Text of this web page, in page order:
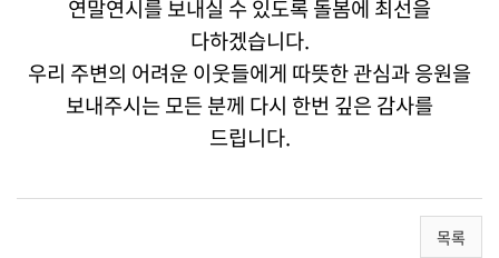
연말연시를 보내실 수 있도록 돌봄에 최선을
다하겠습니다.
우리 주변의 어려운 이웃들에게 따뜻한 관심과 응원을
보내주시는 모든 분께 다시 한번 깊은 감사를
드립니다.
목록